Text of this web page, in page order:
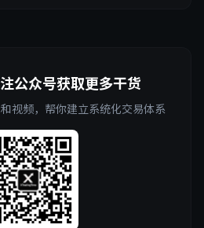
公众号获取更多干货
视频，帮你建立系统化交易体系